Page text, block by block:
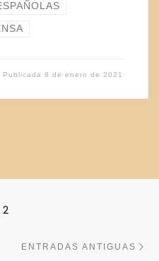
Publicada8 de enero de 2021
2
ENTRADAS ANTIGUAS